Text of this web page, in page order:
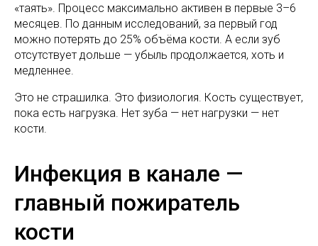
«таять». Процесс максимально активен в первые 3–6
месяцев. По данным исследований, за первый год
можно потерять до 25% объёма кости. А если зуб
отсутствует дольше — убыль продолжается, хоть и
медленнее.
Это не страшилка. Это физиология. Кость существует,
пока есть нагрузка. Нет зуба — нет нагрузки — нет
кости.
Инфекция в канале —
главный пожиратель
кости